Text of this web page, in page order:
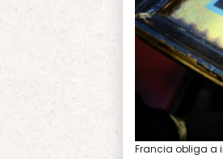
Francia obliga a